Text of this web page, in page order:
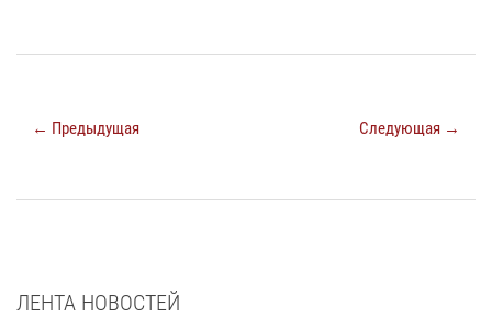
← Предыдущая Следующая →
ЛЕНТА НОВОСТЕЙ